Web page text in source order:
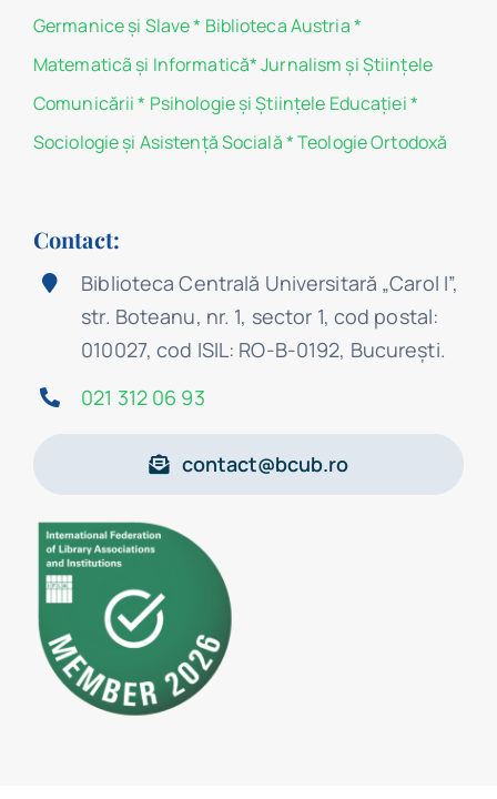
Germanice şi Slave* Biblioteca Austria*
Matematicã și Informatică*Jurnalism şi Ştiinţele
Comunicării * Psihologie şi Ştiinţele Educaţiei*
Sociologie şi Asistenţă Socială*Teologie Ortodoxă
Contact:
Biblioteca Centrală Universitară „Carol I”,
str. Boteanu, nr. 1, sector 1, cod postal:
010027, cod ISIL: RO-B-0192, Bucureşti.
021 312 06 93
contact@bcub.ro